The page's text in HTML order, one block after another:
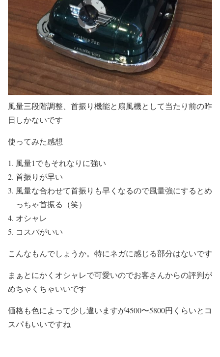
風量三段階調整、首振り機能と扇風機として当たり前の昨
日しかないです
使ってみた感想
風量1でもそれなりに強い
首振りが早い
風量な合わせて首振りも早くなるので風量強にするとめ
っちゃ首振る（笑）
オシャレ
コスパがいい
こんなもんでしょうか。特にネガに感じる部分はないです
まぁとにかくオシャレで可愛いのでお客さんからの評判が
めちゃくちゃいいです
価格も色によって少し違いますが4500〜5800円くらいとコ
スパもいいですね